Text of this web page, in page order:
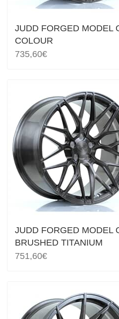
JUDD FORGED MODEL
COLOUR
735,60€
JUDD FORGED MODEL
BRUSHED TITANIUM
751,60€